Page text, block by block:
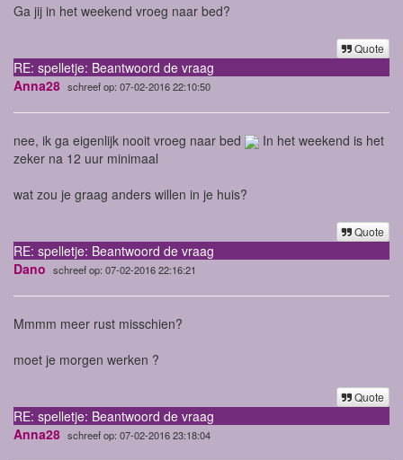
Ga jij in het weekend vroeg naar bed?
Quote
RE: spelletje: Beantwoord de vraag
Anna28 schreef op: 07-02-2016 22:10:50
nee, ik ga eigenlijk nooit vroeg naar bed
In het weekend is het
zeker na 12 uur minimaal
wat zou je graag anders willen in je huis?
Quote
RE: spelletje: Beantwoord de vraag
Dano schreef op: 07-02-2016 22:16:21
Mmmm meer rust misschien?
moet je morgen werken ?
Quote
RE: spelletje: Beantwoord de vraag
Anna28 schreef op: 07-02-2016 23:18:04